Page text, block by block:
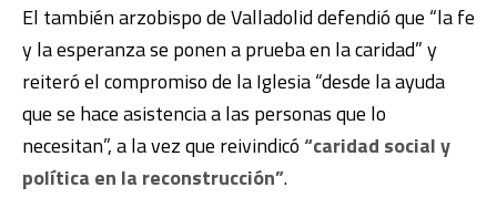
El también arzobispo de Valladolid defendió que “la fe
y la esperanza se ponen a prueba en la caridad” y
reiteró el compromiso de la Iglesia “desde la ayuda
que se hace asistencia a las personas que lo
necesitan”, a la vez que reivindicó“caridad social y
política en la reconstrucción”.